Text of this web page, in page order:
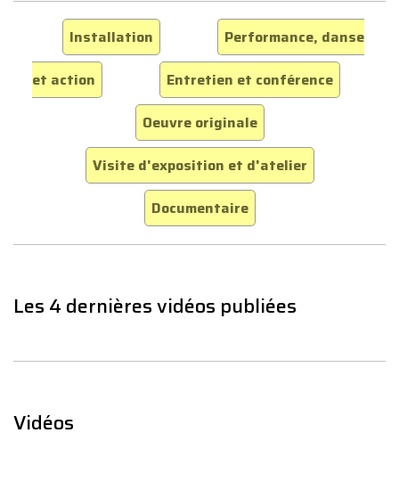
Installation
Performance, danse
et action
Entretien et conférence
Oeuvre originale
Visite d'exposition et d'atelier
Documentaire
Les 4 dernières vidéos publiées
Vidéos